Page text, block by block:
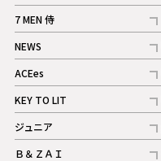
記事
7 MEN 侍
記事
NEWS
記事
ACEes
記事
KEY TO LIT
記事
ジュニア
記事
Ｂ＆ＺＡＩ